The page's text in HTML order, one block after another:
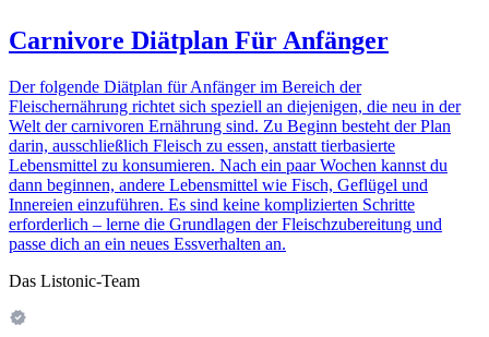
Carnivore Diätplan Für Anfänger
Der folgende Diätplan für Anfänger im Bereich der
Fleischernährung richtet sich speziell an diejenigen, die neu in der
Welt der carnivoren Ernährung sind. Zu Beginn besteht der Plan
darin, ausschließlich Fleisch zu essen, anstatt tierbasierte
Lebensmittel zu konsumieren. Nach ein paar Wochen kannst du
dann beginnen, andere Lebensmittel wie Fisch, Geflügel und
Innereien einzuführen. Es sind keine komplizierten Schritte
erforderlich – lerne die Grundlagen der Fleischzubereitung und
passe dich an ein neues Essverhalten an.
Das Listonic-Team